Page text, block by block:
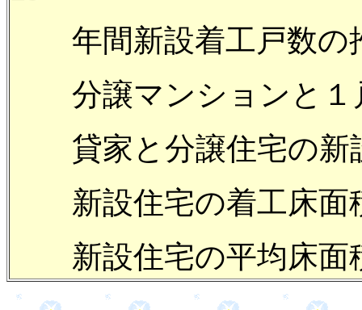
年間新設着工戸数の
分譲マンションと１
貸家と分譲住宅の新
新設住宅の着工床
新設住宅の平均床